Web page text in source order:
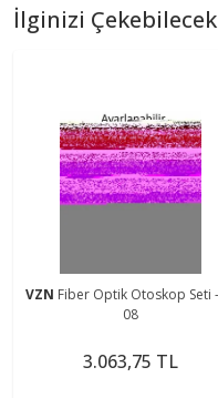
İlginizi
VZN Fiber Optik Otoskop Seti
08
3.063,75 TL